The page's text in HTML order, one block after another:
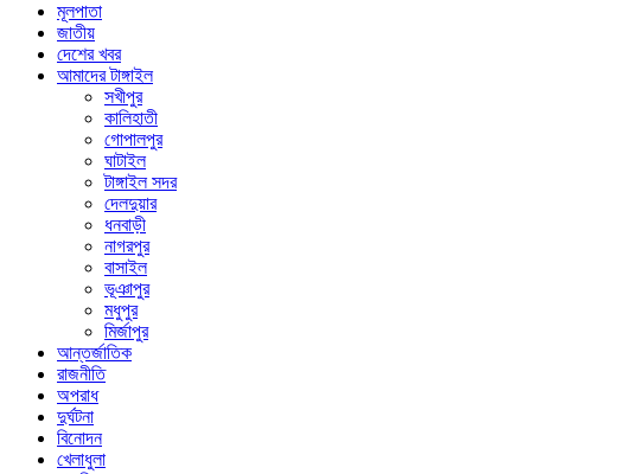
মূলপাতা
জাতীয়
দেশের খবর
আমাদের টাঙ্গাইল
সখীপুর
কালিহাতী
গোপালপুর
ঘাটাইল
টাঙ্গাইল সদর
দেলদুয়ার
ধনবাড়ী
নাগরপুর
বাসাইল
ভূঞাপুর
মধুপুর
মির্জাপুর
আন্তর্জাতিক
রাজনীতি
অপরাধ
দুর্ঘটনা
বিনোদন
খেলাধুলা